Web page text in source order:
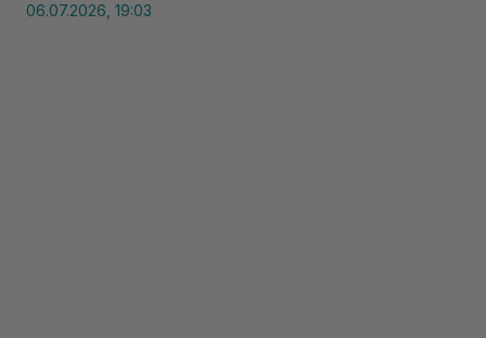
06.07.2026, 19:03